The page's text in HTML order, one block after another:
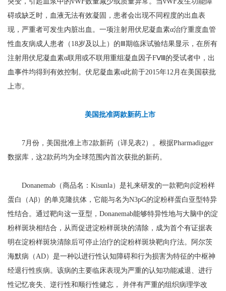
碍或缺乏时，血液无法有效凝固，患者会出现不同程度的出血表
现，严重者可发生内脏出血。一项注射用伏尼凝血素α治疗重度血管
性血友病成人患者（18岁及以上）的Ⅲ期临床试验结果显示，在所有
注射用伏尼凝血素α联用或不联用重组凝血因子FⅧ的受试者中，出
血事件均得到有效控制。伏尼凝血素α此前于2015年12月在美国获批
上市。
美国批准两款新药上市
7月份，美国批准上市2款新药（详见表2）。根据Pharmadigger
数据库，这2款药均为全球范围内首次获批的新药。
Donanemab（商品名：Kisunla）是礼来研发的一款靶向β淀粉样
蛋白（Aβ）的单克隆抗体，它能与名为N3pG的淀粉样蛋白亚型特异
性结合。通过靶向这一亚型，Donanemab能够特异性地与大脑中的淀
粉样斑块相结合，从而促进淀粉样斑块的清除，成为首个有证据表
明在淀粉样斑块清除后可停止治疗的淀粉样斑块靶向疗法。阿尔茨
海默病（AD）是一种以进行性认知障碍和行为损害为特征的中枢神
经退行性疾病。该病的主要临床表现为严重的认知功能减退、进行
性记忆丧失、逆行性和顺行性健忘， 并伴有严重的组织病理学改